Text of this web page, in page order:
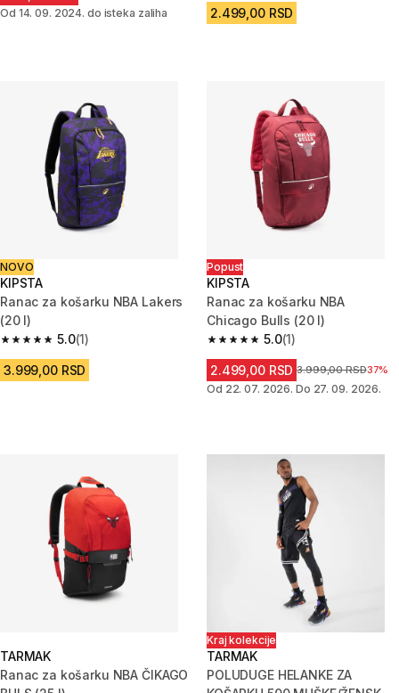
Od 14. 09. 2024. do isteka zaliha 2.499,00 RSD
NOVO
KIPSTA
Ranac za košarku NBA Lakers
(20 l)
5.0
5.0 od 5 zvezdica from 1 Recenzije
(1)
3.999,00 RSD
Popust
KIPSTA
Ranac za košarku NBA
Chicago Bulls (20 l)
5.0
5.0 od 5 zvezdica from 1
(1)
2.499,00 RSD Cena pre sniženja
3.999,00 RSD37%
Od 22. 07. 2026. Do 27. 09. 2026.
TARMAK
Ranac za košarku NBA ČIKAGO
Kraj kolekcije
TARMAK
POLUDUGE HELANKE ZA